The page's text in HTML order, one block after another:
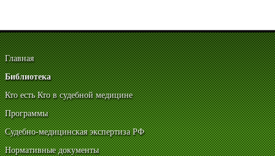
Главная
Библиотека
Кто есть Кто в судебной медицине
Программы
Судебно-медицинская экспертиза РФ
Нормативные документы